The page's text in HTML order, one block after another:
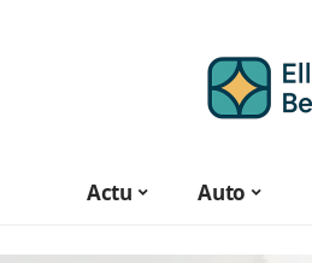
Actu Auto